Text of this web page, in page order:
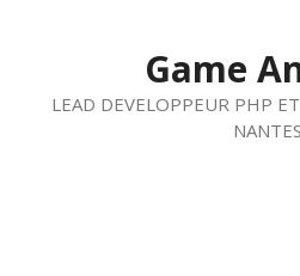
Game
LEAD DEVELOPPEUR PHP
NANTES